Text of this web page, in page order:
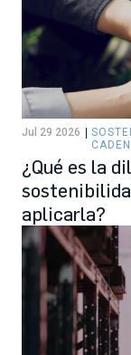
Jul 29 2026
¿Qué es la
aplicarla?